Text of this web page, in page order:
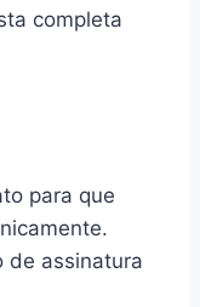
completa
para que
de assinatura